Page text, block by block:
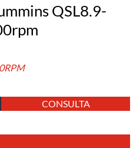
QSL8.9-
CONSULTA